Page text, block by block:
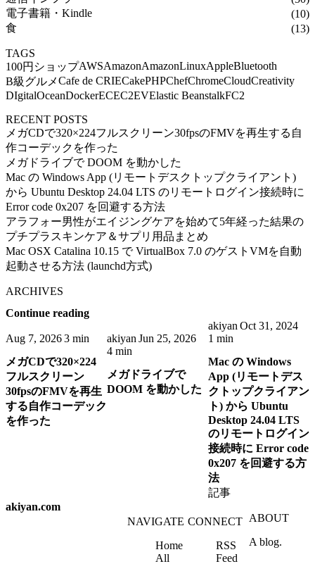
電子書籍・Kindle
(10)
食
(13)
TAGS
100円ショップAWSAmazonAmazonLinuxAppleBluetooth
B級グルメCafe de CRIECakePHPChefChromeCloudCreativity
DIgitalOceanDockerECEC2EVElastic BeanstalkFC2
RECENT POSTS
メガCDで320×224フルスクリーン30fpsのFMVを再生する自
作コーデックを作った
メガドライブで DOOM を動かした
Mac の Windows App (リモートデスクトップクライアント)
から Ubuntu Desktop 24.04 LTS のリモートログイン接続時に
Error code 0x207 を回避する方法
アラフォー男性がエイジングケアを始めて5年経った結果の
プチプラスキンケア＆サプリ用品まとめ
Mac OSX Catalina 10.15 で VirtualBox 7.0 のゲストVMを自動
起動させる方法 (launchd方式)
ARCHIVES
Continue reading
Aug 7, 20263 min
メガCDで320×224
フルスクリーン
30fpsのFMVを再生
する自作コーデック
を作った
akiyanJun 25, 2026
4 min
メガドライブで
DOOM を動かした
akiyanOct 31, 2024
1 min
Mac の Windows
App (リモートデス
クトップクライアン
ト) から Ubuntu
Desktop 24.04 LTS
のリモートログイン
接続時に Error code
0x207 を回避する方
法
記事
akiyan.com
NAVIGATE
Home
All
CONNECT
RSS
Feed
ABOUT
A blog.